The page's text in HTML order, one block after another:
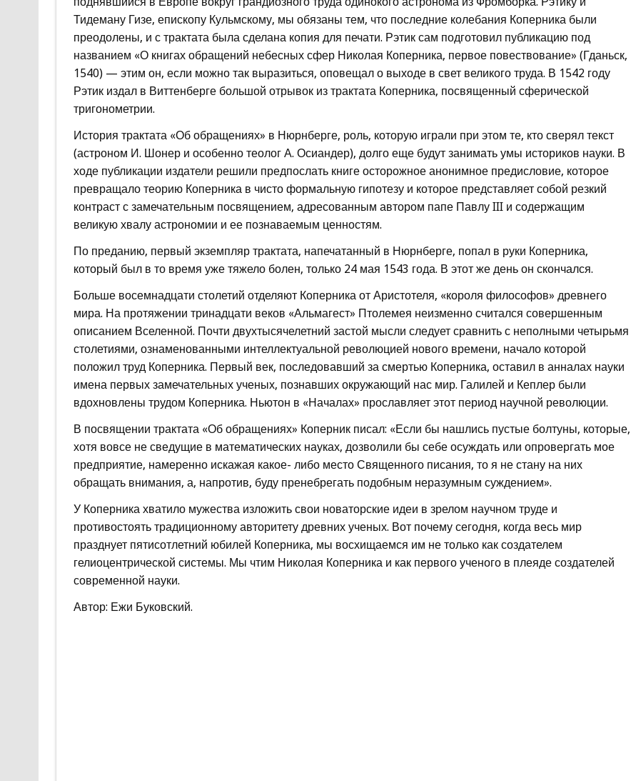
Тидеману Гизе, епископу Кульмскому, мы обязаны тем, что последние колебания Коперника были
преодолены, и с трактата была сделана копия для печати. Рэтик сам подготовил публикацию под
названием «О книгах обращений небесных сфер Николая Коперника, первое повествование» (Гданьск,
1540) — этим он, если можно так выразиться, оповещал о выходе в свет великого труда. В 1542 году
Рэтик издал в Виттенберге большой отрывок из трактата Коперника, посвященный сферической
тригонометрии.
История трактата «Об обращениях» в Нюрнберге, роль, которую играли при этом те, кто сверял текст
(астроном И. Шонер и особенно теолог А. Осиандер), долго еще будут занимать умы историков науки. В
ходе публикации издатели решили предпослать книге осторожное анонимное предисловие, которое
превращало теорию Коперника в чисто формальную гипотезу и которое представляет собой резкий
контраст с замечательным посвящением, адресованным автором папе Павлу III и содержащим
великую хвалу астрономии и ее познаваемым ценностям.
По преданию, первый экземпляр трактата, напечатанный в Нюрнберге, попал в руки Коперника,
который был в то время уже тяжело болен, только 24 мая 1543 года. В этот же день он скончался.
Больше восемнадцати столетий отделяют Коперника от Аристотеля, «короля философов» древнего
мира. На протяжении тринадцати веков «Альмагест» Птолемея неизменно считался совершенным
описанием Вселенной. Почти двухтысячелетний застой мысли следует сравнить с неполными четырьмя
столетиями, ознаменованными интеллектуальной революцией нового времени, начало которой
положил труд Коперника. Первый век, последовавший за смертью Коперника, оставил в анналах науки
имена первых замечательных ученых, познавших окружающий нас мир. Галилей и Кеплер были
вдохновлены трудом Коперника. Ньютон в «Началах» прославляет этот период научной революции.
В посвящении трактата «Об обращениях» Коперник писал: «Если бы нашлись пустые болтуны, которые,
хотя вовсе не сведущие в математических науках, дозволили бы себе осуждать или опровергать мое
предприятие, намеренно искажая какое- либо место Священного писания, то я не стану на них
обращать внимания, а, напротив, буду пренебрегать подобным неразумным суждением».
У Коперника хватило мужества изложить свои новаторские идеи в зрелом научном труде и
противостоять традиционному авторитету древних ученых. Вот почему сегодня, когда весь мир
празднует пятисотлетний юбилей Коперника, мы восхищаемся им не только как создателем
гелиоцентрической системы. Мы чтим Николая Коперника и как первого ученого в плеяде создателей
современной науки.
Автор: Ежи Буковский.